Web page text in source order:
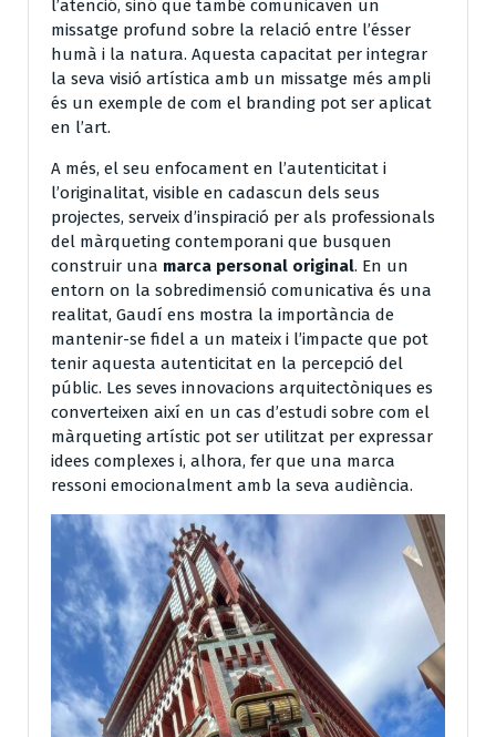
l’atenció, sinó que també comunicaven un
missatge profund sobre la relació entre l’ésser
humà i la natura. Aquesta capacitat per integrar
la seva visió artística amb un missatge més ampli
és un exemple de com el branding pot ser aplicat
en l’art.
A més, el seu enfocament en l’autenticitat i
l’originalitat, visible en cadascun dels seus
projectes, serveix d’inspiració per als professionals
del màrqueting contemporani que busquen
construir una marca personal original. En un
entorn on la sobredimensió comunicativa és una
realitat, Gaudí ens mostra la importància de
mantenir-se fidel a un mateix i l’impacte que pot
tenir aquesta autenticitat en la percepció del
públic. Les seves innovacions arquitectòniques es
converteixen així en un cas d’estudi sobre com el
màrqueting artístic pot ser utilitzat per expressar
idees complexes i, alhora, fer que una marca
ressoni emocionalment amb la seva audiència.